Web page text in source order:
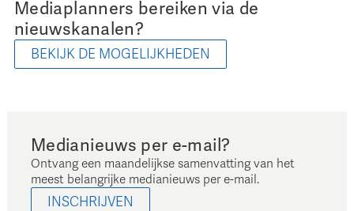
Mediaplanners bereiken via de
nieuwskanalen?
BEKIJK DE MOGELIJKHEDEN
Medianieuws per e-mail?
Ontvang een maandelijkse samenvatting van het
meest belangrijke medianieuws per e-mail.
INSCHRIJVEN